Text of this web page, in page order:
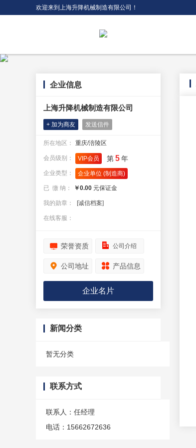
欢迎来到上海升降机械制造有限公司！
企业信息
上海升降机械制造有限公司
+ 加为商友 发送信件
所在地区： 重庆/涪陵区
会员级别： VIP会员 第5年
企业类型： 企业单位 (制造商)
已 缴 纳： ￥0.00 元保证金
我的勋章： [诚信档案]
在线客服：
荣誉资质 公司介绍
公司地址 产品信息
企业名片
新闻分类
暂无分类
联系方式
联系人：任经理
电话：15662672636